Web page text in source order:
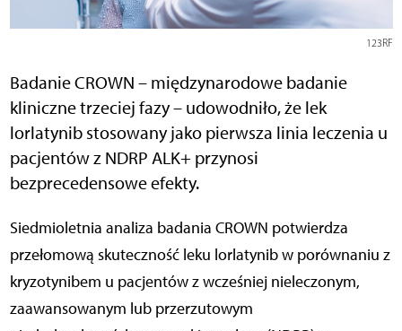
123RF
Badanie CROWN – międzynarodowe badanie
kliniczne trzeciej fazy – udowodniło, że lek
lorlatynib stosowany jako pierwsza linia leczenia u
pacjentów z NDRP ALK+ przynosi
bezprecedensowe efekty.
Siedmioletnia analiza badania CROWN potwierdza
przełomową skuteczność leku lorlatynib w porównaniu z
kryzotynibem u pacjentów z wcześniej nieleczonym,
zaawansowanym lub przerzutowym